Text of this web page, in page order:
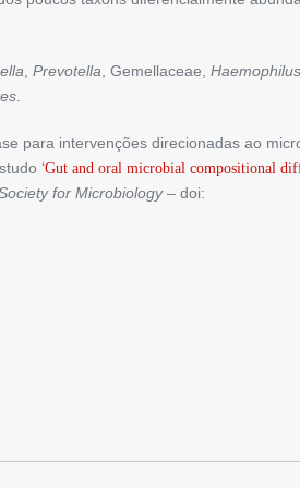
, Prevotella, Gemellaceae, Haemophilus
.
para intervenções direcionadas ao
‘Gut and oral microbial compositional
for Microbiology– doi: